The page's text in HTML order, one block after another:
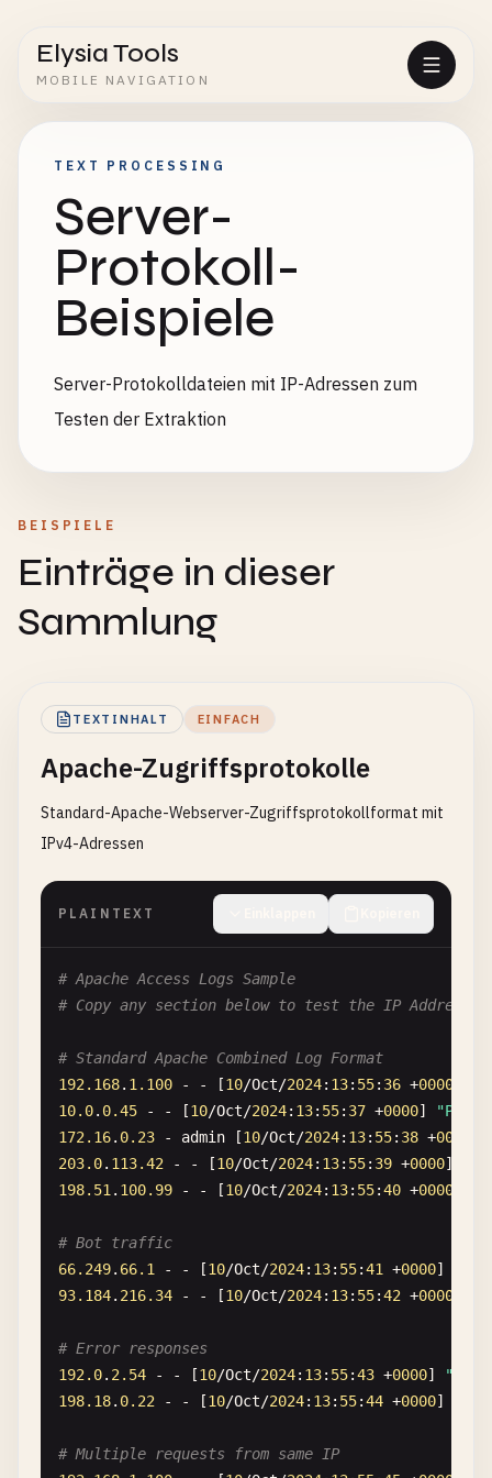
Elysia Tools
MOBILE NAVIGATION
TEXT PROCESSING
Server-
Protokoll-
Beispiele
Server-Protokolldateien mit IP-Adressen zum
Testen der Extraktion
BEISPIELE
Einträge in dieser
Sammlung
TEXTINHALT EINFACH
Apache-Zugriffsprotokolle
Standard-Apache-Webserver-Zugriffsprotokollformat mit
IPv4-Adressen
PLAINTEXT
# Apache Access Logs Sample
# Copy any section below to test the IP Address
# Standard Apache Combined Log Format
192.168. 1.100 - - [10/Oct/2024: 13: 55: 36 +0000
10.0. 0.45 - - [10/Oct/2024: 13: 55: 37 +0000]
172.16. 0.23 - admin [10/Oct/2024: 13: 55: 38 +0000
203.0. 113.42 - - [10/Oct/2024: 13: 55: 39 +0000]
198.51 . 100.99 - - [10/Oct/2024: 13: 55:40 +0000
# Bot traffic
66.249. 66.1 - - [10/Oct/2024: 13: 55:41 +0000]
93.184. 216.34 - - [10/Oct/2024: 13: 55:42 +0000
# Error responses
192.0. 2.54 - - [10/Oct/2024: 13: 55:43 +0000]
198.18. 0.22 - - [10/Oct/2024: 13: 55:44 +0000]
# Multiple requests from same IP